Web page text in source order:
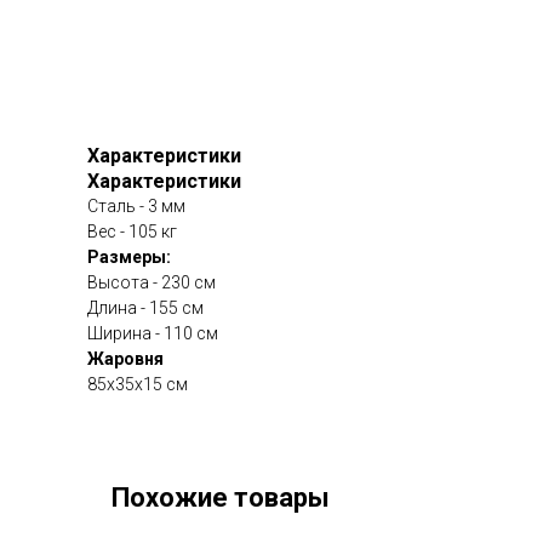
Характеристики
Характеристики
Сталь - 3 мм
Вес - 105 кг
Размеры:
Высота - 230 см
Длина - 155 см
Ширина - 110 см
Жаровня
85х35х15 см
Похожие товары